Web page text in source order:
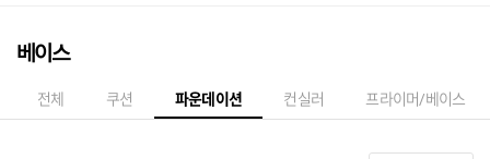
베이스
전체 쿠션 파운데이션 컨실러 프라이머/베이스